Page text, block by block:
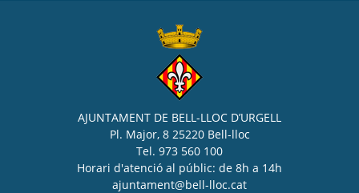
AJUNTAMENT DE BELL-LLOC D’URGELL
Pl. Major, 8 25220 Bell-lloc
Tel. 973 560 100
Horari d'atenció al públic: de 8h a 14h
ajuntament@bell-lloc.cat